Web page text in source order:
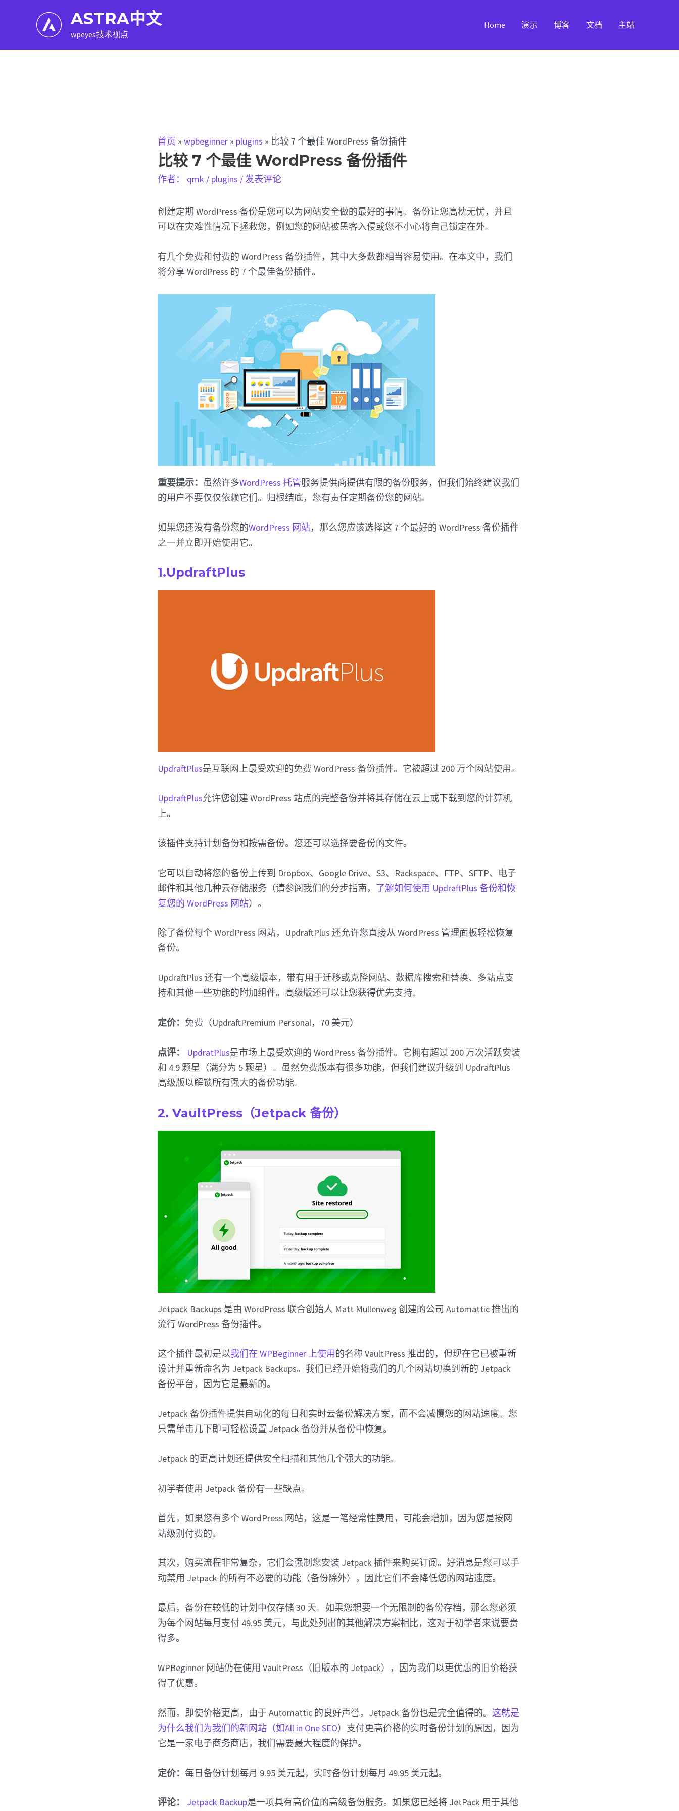
容
ASTRA中文
wpeyes技术视点
Home 演示 博客 文档 主站
首页 »wpbeginner » plugins » 比较 7 个最佳 WordPress 备份插件
比较 7 个最佳 WordPress 备份插件
作者： qmk / plugins /发表评论
创建定期 WordPress 备份是您可以为网站安全做的最好的事情。备份让您高枕无忧，并且
可以在灾难性情况下拯救您，例如您的网站被黑客入侵或您不小心将自己锁定在外。
有几个免费和付费的 WordPress 备份插件，其中大多数都相当容易使用。在本文中，我们
将分享 WordPress 的 7 个最佳备份插件。
重要提示： 虽然许多WordPress 托管服务提供商提供有限的备份服务，但我们始终建议我们
的用户不要仅仅依赖它们。归根结底，您有责任定期备份您的网站。
如果您还没有备份您的WordPress 网站，那么您应该选择这 7 个最好的 WordPress 备份插件
之一并立即开始使用它。
1.UpdraftPlus
UpdraftPlus是互联网上最受欢迎的免费 WordPress 备份插件。它被超过 200 万个网站使用。
UpdraftPlus允许您创建 WordPress 站点的完整备份并将其存储在云上或下载到您的计算机
上。
该插件支持计划备份和按需备份。您还可以选择要备份的文件。
它可以自动将您的备份上传到 Dropbox、Google Drive、S3、Rackspace、FTP、SFTP、电子
邮件和其他几种云存储服务（请参阅我们的分步指南， 了解如何使用 UpdraftPlus 备份和恢
复您的 WordPress 网站）。
除了备份每个 WordPress 网站，UpdraftPlus 还允许您直接从 WordPress 管理面板轻松恢复
备份。
UpdraftPlus 还有一个高级版本，带有用于迁移或克隆网站、数据库搜索和替换、多站点支
持和其他一些功能的附加组件。高级版还可以让您获得优先支持。
定价： 免费（UpdraftPremium Personal，70 美元）
点评： UpdratPlus是市场上最受欢迎的 WordPress 备份插件。它拥有超过 200 万次活跃安装
和 4.9 颗星（满分为 5 颗星）。虽然免费版本有很多功能，但我们建议升级到 UpdraftPlus
高级版以解锁所有强大的备份功能。
2. VaultPress（Jetpack 备份）
Jetpack Backups 是由 WordPress 联合创始人 Matt Mullenweg 创建的公司 Automattic 推出的
流行 WordPress 备份插件。
这个插件最初是以我们在 WPBeginner 上使用的名称 VaultPress 推出的，但现在它已被重新
设计并重新命名为 Jetpack Backups。我们已经开始将我们的几个网站切换到新的 Jetpack
备份平台，因为它是最新的。
Jetpack 备份插件提供自动化的每日和实时云备份解决方案，而不会减慢您的网站速度。您
只需单击几下即可轻松设置 Jetpack 备份并从备份中恢复。
Jetpack 的更高计划还提供安全扫描和其他几个强大的功能。
初学者使用 Jetpack 备份有一些缺点。
首先，如果您有多个 WordPress 网站，这是一笔经常性费用，可能会增加，因为您是按网
站级别付费的。
其次，购买流程非常复杂，它们会强制您安装 Jetpack 插件来购买订阅。好消息是您可以手
动禁用 Jetpack 的所有不必要的功能（备份除外），因此它们不会降低您的网站速度。
最后，备份在较低的计划中仅存储 30 天。如果您想要一个无限制的备份存档，那么您必须
为每个网站每月支付 49.95 美元，与此处列出的其他解决方案相比，这对于初学者来说要贵
得多。
WPBeginner 网站仍在使用 VaultPress（旧版本的 Jetpack），因为我们以更优惠的旧价格获
得了优惠。
然而，即使价格更高，由于 Automattic 的良好声誉，Jetpack 备份也是完全值得的。 这就是
为什么我们为我们的新网站（如All in One SEO）支付更高价格的实时备份计划的原因，因为
它是一家电子商务商店，我们需要最大程度的保护。
定价：每日备份计划每月 9.95 美元起，实时备份计划每月 49.95 美元起。
评论： Jetpack Backup是一项具有高价位的高级备份服务。如果您已经将 JetPack 用于其他